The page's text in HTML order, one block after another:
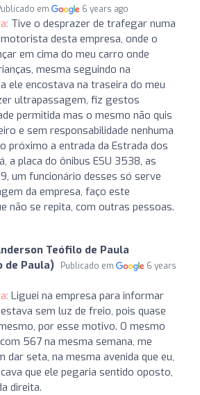
em 6 years ago
Tive o desprazer de trafegar numa
desta empresa, onde o
em cima do meu carro onde
mesma seguindo na
ele encostava na traseira do meu
ultrapassagem, fiz gestos
permitida mas o mesmo não quis
e sem responsabilidade nenhuma
próximo a entrada da Estrada dos
a placa do ônibus ESU 3538, as
um funcionário desses só serve
da empresa, faço este
não se repita, com outras pessoas.
Teófilo de Paula
de Paula)
Publicado em
6 years
Liguei na empresa para informar
sem luz de freio, pois quase
por esse motivo. O mesmo
567 na mesma semana, me
dar seta, na mesma avenida que eu,
que ele pegaria sentido oposto,
direita.